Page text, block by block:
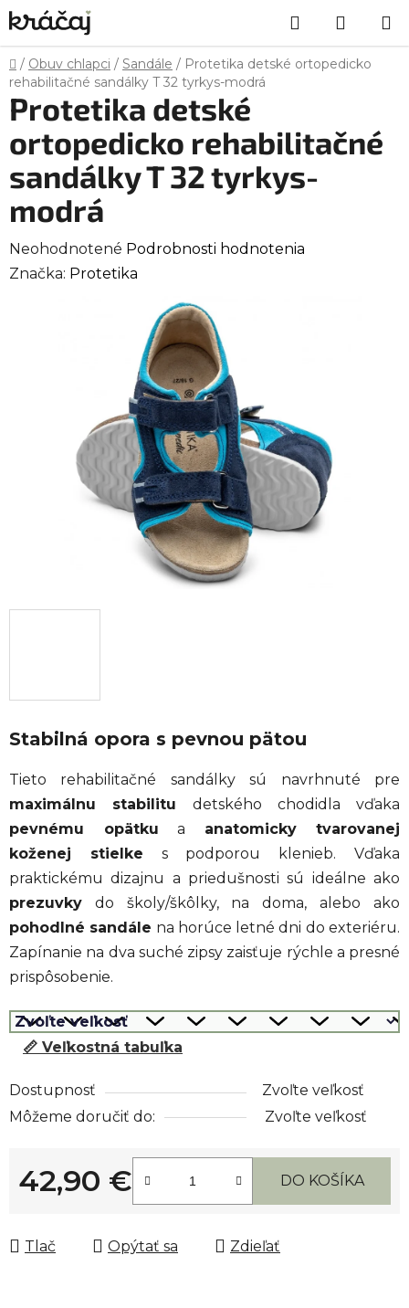
Prejsť
na
obsah
Hľadať
KOŠÍK
Domov
/ Obuv chlapci / Sandále / Protetika detské ortopedicko
rehabilitačné sandálky T 32 tyrkys-modrá
Stabilná opora s pevnou pätou
Tieto rehabilitačné sandálky sú navrhnuté pre
maximálnu stabilitu detského chodidla vďaka
pevnému opätku a anatomicky tvarovanej
koženej stielke s podporou klenieb. Vďaka
praktickému dizajnu a priedušnosti sú ideálne ako
prezuvky do školy/škôlky, na doma, alebo ako
pohodlné sandále na horúce letné dni do exteriéru.
Zapínanie na dva suché zipsy zaisťuje rýchle a presné
prispôsobenie.
📏 Veľkostná tabuľka
Dostupnosť
Zvoľte veľkosť
Môžeme doručiť do:
Zvoľte veľkosť
42,90 €
Jednotková cena:
DO KOŠÍKA
Tlač Opýtať sa Zdieľať
Protetika detské
ortopedicko rehabilitačné
sandálky T 32 tyrkys-
modrá
Priemerné
hodnotenie
Neohodnotené Podrobnosti hodnotenia
Značka: Protetika